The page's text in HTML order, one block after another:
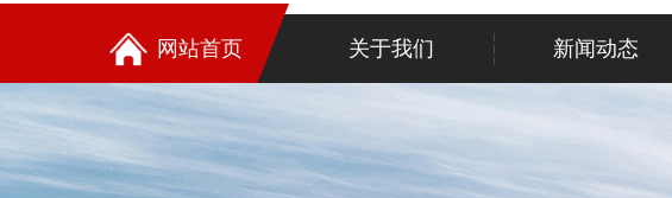
网站首页 关于我们 新闻动态